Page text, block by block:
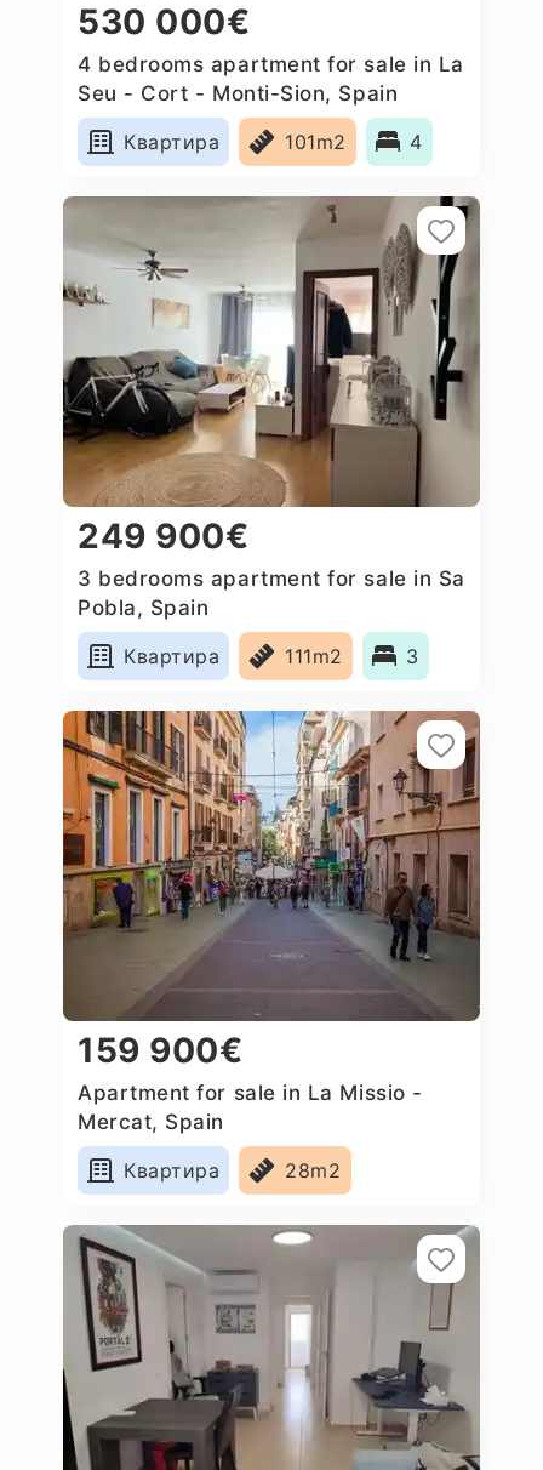
530 000€
4 bedrooms apartment for sale in La
Seu - Cort - Monti-Sion, Spain
Квартира
101m2 4
249 900€
3 bedrooms apartment for sale in Sa
Pobla, Spain
Квартира
111m2 3
159 900€
Apartment for sale in La Missio -
Mercat, Spain
Квартира
28m2